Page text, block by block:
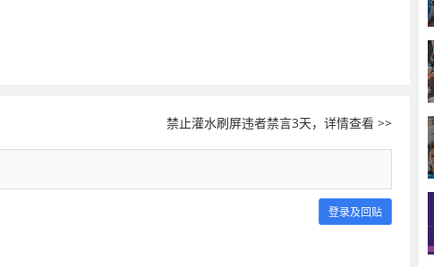
禁止灌水刷屏违者禁言3天，详情查看 >>
登录及回贴